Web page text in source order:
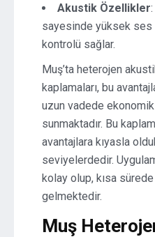
Akustik Özellikler
sayesinde yüksek ses
kontrolü sağlar.
Muş’ta heterojen
kaplamaları, bu
uzun vadede
sunmaktadır. Bu
avantajlara kıyasla
seviyelerdedir.
kolay olup, kısa sürede
gelmektedir.
Muş